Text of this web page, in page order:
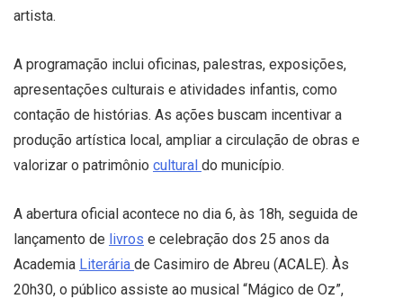
artista.
A programação inclui oficinas, palestras, exposições,
apresentações culturais e atividades infantis, como
contação de histórias. As ações buscam incentivar a
produção artística local, ampliar a circulação de obras e
valorizar o patrimônio cultural do município.
A abertura oficial acontece no dia 6, às 18h, seguida de
lançamento de livros e celebração dos 25 anos da
Academia Literária de Casimiro de Abreu (ACALE). Às
20h30, o público assiste ao musical “Mágico de Oz”,